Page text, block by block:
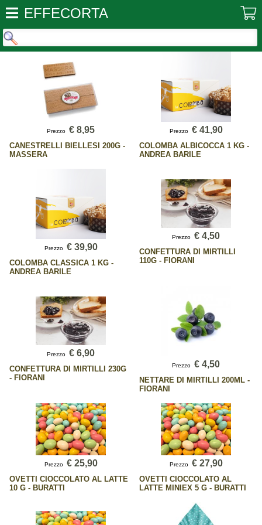
EFFECORTA
Prezzo € 8,95
CANESTRELLI BIELLESI 200G -
MASSERA
Prezzo € 41,90
COLOMBA ALBICOCCA 1 KG -
ANDREA BARILE
Prezzo € 39,90
COLOMBA CLASSICA 1 KG -
ANDREA BARILE
Prezzo € 4,50
CONFETTURA DI MIRTILLI
110G - FIORANI
Prezzo € 6,90
CONFETTURA DI MIRTILLI 230G
- FIORANI
Prezzo € 4,50
NETTARE DI MIRTILLI 200ML -
FIORANI
Prezzo € 25,90
OVETTI CIOCCOLATO AL LATTE
10 G - BURATTI
Prezzo € 27,90
OVETTI CIOCCOLATO AL
LATTE MINIEX 5 G - BURATTI